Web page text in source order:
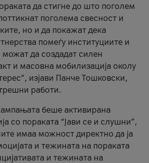
да стигне до што поголем
поголема свесност и
но и да покажат дека
помеѓу институциите и
да создадат силен
и масовна мобилизација околу
изјави Панче Тошковски,
работи.
беше активирана
со пораката “Јави се и слушни”,
имаа можност директно да ја
и тежината на пораката
и тежината на